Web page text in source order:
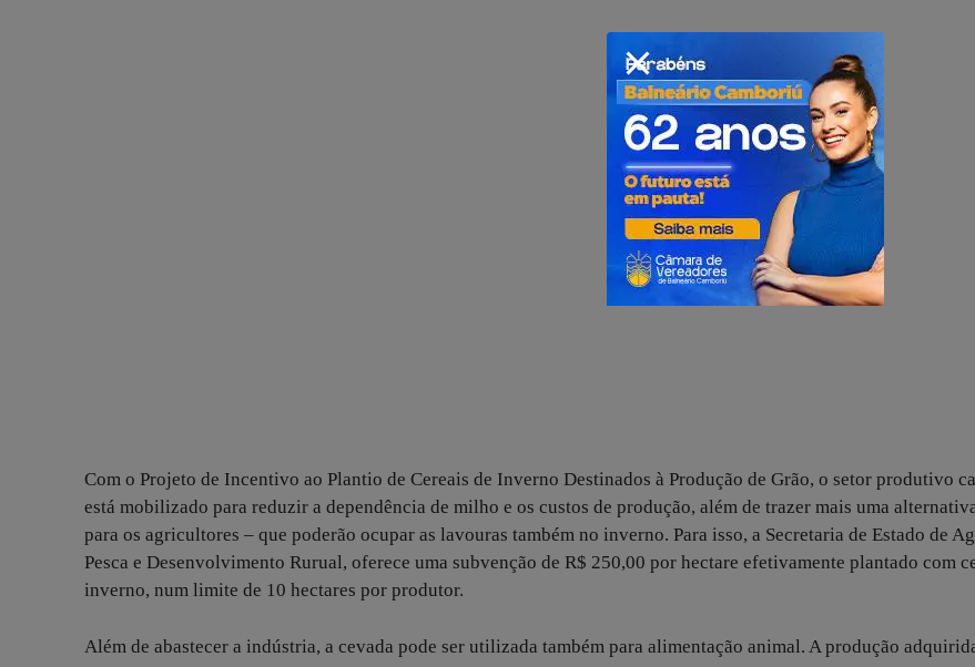
Com o Projeto de Incentivo ao Plantio de Cereais de Inverno Destinados à Produção de Grão, o setor produtivo
está mobilizado para reduzir a dependência de milho e os custos de produção, além de trazer mais uma
para os agricultores – que poderão ocupar as lavouras também no inverno. Para isso, a Secretaria de Estado de
Pesca e Desenvolvimento Rurual, oferece uma subvenção de R$ 250,00 por hectare efetivamente plantado com
inverno, num limite de 10 hectares por produtor.
Além de abastecer a indústria, a cevada pode ser utilizada também para alimentação animal. A produção